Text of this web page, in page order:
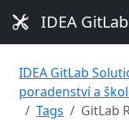
IDEA
IDEA GitLab
poradenství a
Tags
GitLab